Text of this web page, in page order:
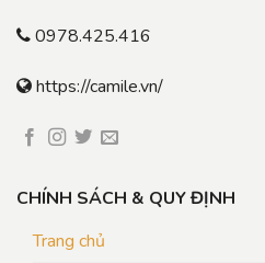
0978.425.416
https://camile.vn/
CHÍNH SÁCH & QUY ĐỊNH
Trang chủ